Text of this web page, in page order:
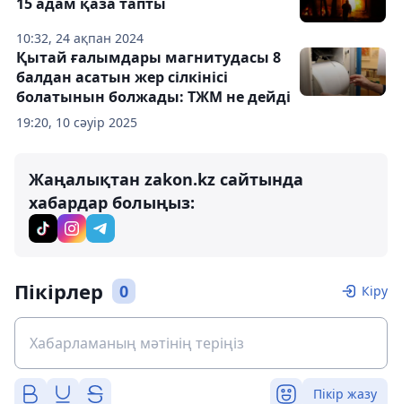
10:32, 24 ақпан 2024
19:20, 10 сәуір 2025
Қытай ғалымдары магнитудасы 8
балдан асатын жер сілкінісі
болатынын болжады: ТЖМ не дейді
Жаңалықтан zakon.kz сайтында
хабардар болыңыз:
Пікірлер 0 Кіру
Пікір жазу